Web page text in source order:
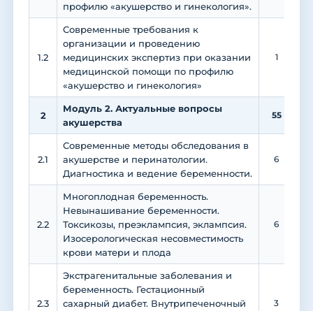
профилю «акушерство и гинекология».
1.2
Современные требования к
организации и проведению
медицинских экспертиз при оказании
медицинской помощи по профилю
«акушерство и гинекология»
1
2
Модуль 2. Актуальные вопросы
акушерства
55
2.1
Современные методы обследования в
акушерстве и перинатологии.
Диагностика и ведение беременности.
6
2.2
Многоплодная беременность.
Невынашивание беременности.
Токсикозы, преэклампсия, эклампсия.
Изосерологическая несовместимость
крови матери и плода
6
2.3
Экстрагенитальные заболевания и
беременность. Гестационный
сахарный диабет. Внутрипеченочный
3